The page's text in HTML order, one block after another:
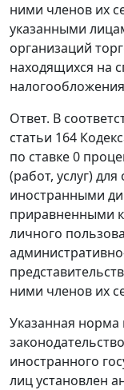
ними членов их
указанными
организаций
находящихся на
Ответ. В
статьи 164
по ставке 0
(работ, услуг)
иностранными
приравненными
личного
ними членов их
Указанная
иностранного
лиц установлен